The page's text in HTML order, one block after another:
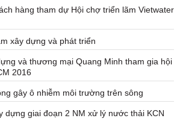
hàng tham dự Hội chợ triển lãm Vietwater
xây dựng và phát triển
và thương mại Quang Minh tham gia hội
2016
gây ô nhiễm môi trường trên sông
dựng giai đoạn 2 NM xử lý nước thải KCN